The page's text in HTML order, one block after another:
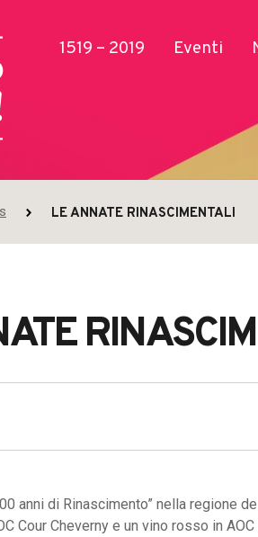
1519 – 2019 Eventi
LE ANNATE RINASCIMENTALI
anni di Rinascimento” nella regione
Cour Cheverny e un vino rosso in AOC